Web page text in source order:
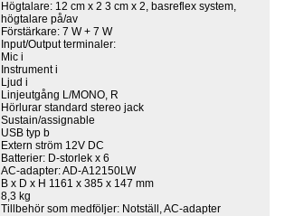
Högtalare: 12 cm x 2 3 cm x 2, basreflex system,
högtalare på/av
Förstärkare: 7 W + 7 W
Input/Output terminaler:
Mic i
Instrument i
Ljud i
Linjeutgång L/MONO, R
Hörlurar standard stereo jack
Sustain/assignable
USB typ b
Extern ström 12V DC
Batterier: D-storlek x 6
AC-adapter: AD-A12150LW
B x D x H 1161 x 385 x 147 mm
8,3 kg
Tillbehör som medföljer: Notställ, AC-adapter